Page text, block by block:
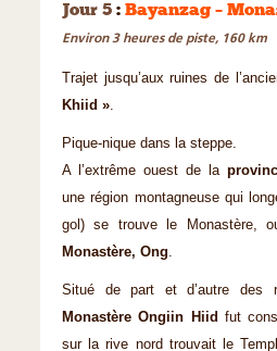
Jour 5 : Bayanzag –
Environ 3 heures de piste, 160 km
Trajet jusqu’aux ruines de
Khiid ».
Pique-nique dans la steppe.
A l’extrême ouest de la
une région montagneuse qui
gol) se trouve le Monastère,
Monastère, Ong.
Situé de part et d’autre des
Monastère Ongiin Hiid fut
sur la rive nord trouvait le